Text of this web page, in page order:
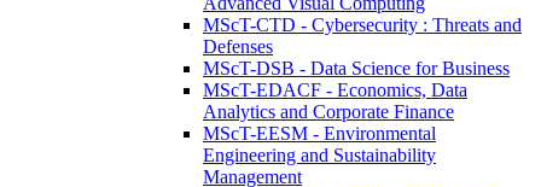
MScT-CTD - Cybersecurity : Threats and
Defenses
MScT-DSB - Data Science for Business
MScT-EDACF - Economics, Data
Analytics and Corporate Finance
MScT-EESM - Environmental
Engineering and Sustainability
Management